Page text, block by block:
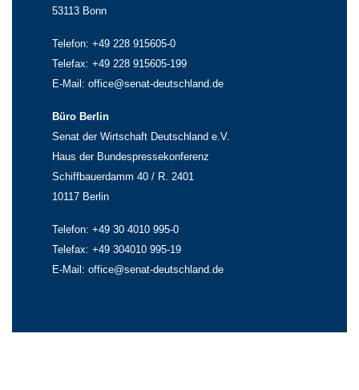
53113 Bonn
Telefon: +49 228 915605-0
Telefax: +49 228 915605-199
E-Mail: office@senat-deutschland.de
Büro Berlin
Senat der Wirtschaft Deutschland e.V.
Haus der Bundespressekonferenz
Schiffbauerdamm 40 / R. 2401
10117 Berlin
Telefon: +49 30 4010 995-0
Telefax: +49 304010 995-19
E-Mail: office@senat-deutschland.de